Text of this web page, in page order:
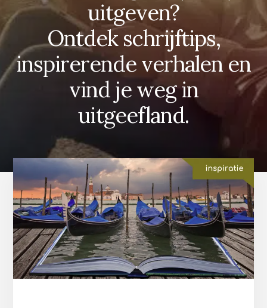
uitgeven?
Ontdek schrijftips,
inspirerende verhalen en
vind je weg in
uitgeefland.